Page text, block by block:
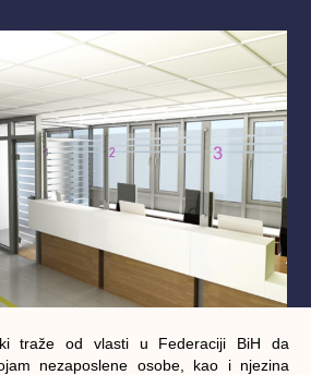
traže od vlasti u Federaciji BiH da
nezaposlene osobe, kao i njezina